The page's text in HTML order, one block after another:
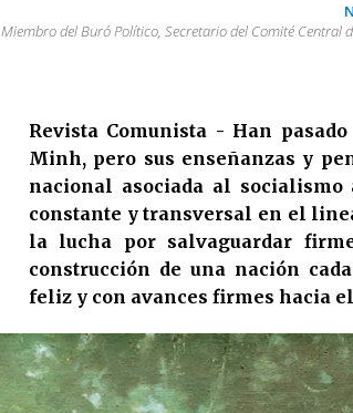
Miembro del Buró Político, Secretario del Comité Central
Revista Comunista - Han
Minh, pero sus enseñanzas y
nacional asociada al
constante y transversal en el
la lucha por salvaguardar
construcción de una nación
feliz y con avances firmes hacia